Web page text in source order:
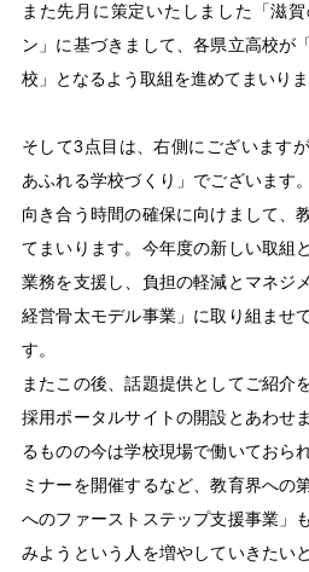
また先月に策定いたしました「滋
ン」に基づきまして、各県立高校が
校」となるよう取組を進めてまいりま
そして3点目は、右側にございます
あふれる学校づくり」でございます
向き合う時間の確保に向けまして、
てまいります。今年度の新しい取組
業務を支援し、負担の軽減とマネジ
経営骨太モデル事業」に取り組ませ
す。
またこの後、話題提供としてご紹介
採用ポータルサイトの開設とあわせ
るものの今は学校現場で働いておら
ミナーを開催するなど、教育界への
へのファーストステップ支援事業」
みようという人を増やしていきたい